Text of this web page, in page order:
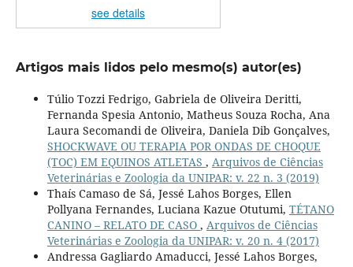
see details
Artigos mais lidos pelo mesmo(s) autor(es)
Túlio Tozzi Fedrigo, Gabriela de Oliveira Deritti,
Fernanda Spesia Antonio, Matheus Souza Rocha, Ana
Laura Secomandi de Oliveira, Daniela Dib Gonçalves,
SHOCKWAVE OU TERAPIA POR ONDAS DE CHOQUE
(TOC) EM EQUINOS ATLETAS , Arquivos de Ciências
Veterinárias e Zoologia da UNIPAR: v. 22 n. 3 (2019)
Thaís Camaso de Sá, Jessé Lahos Borges, Ellen
Pollyana Fernandes, Luciana Kazue Otutumi, TÉTANO
CANINO – RELATO DE CASO , Arquivos de Ciências
Veterinárias e Zoologia da UNIPAR: v. 20 n. 4 (2017)
Andressa Gagliardo Amaducci, Jessé Lahos Borges,